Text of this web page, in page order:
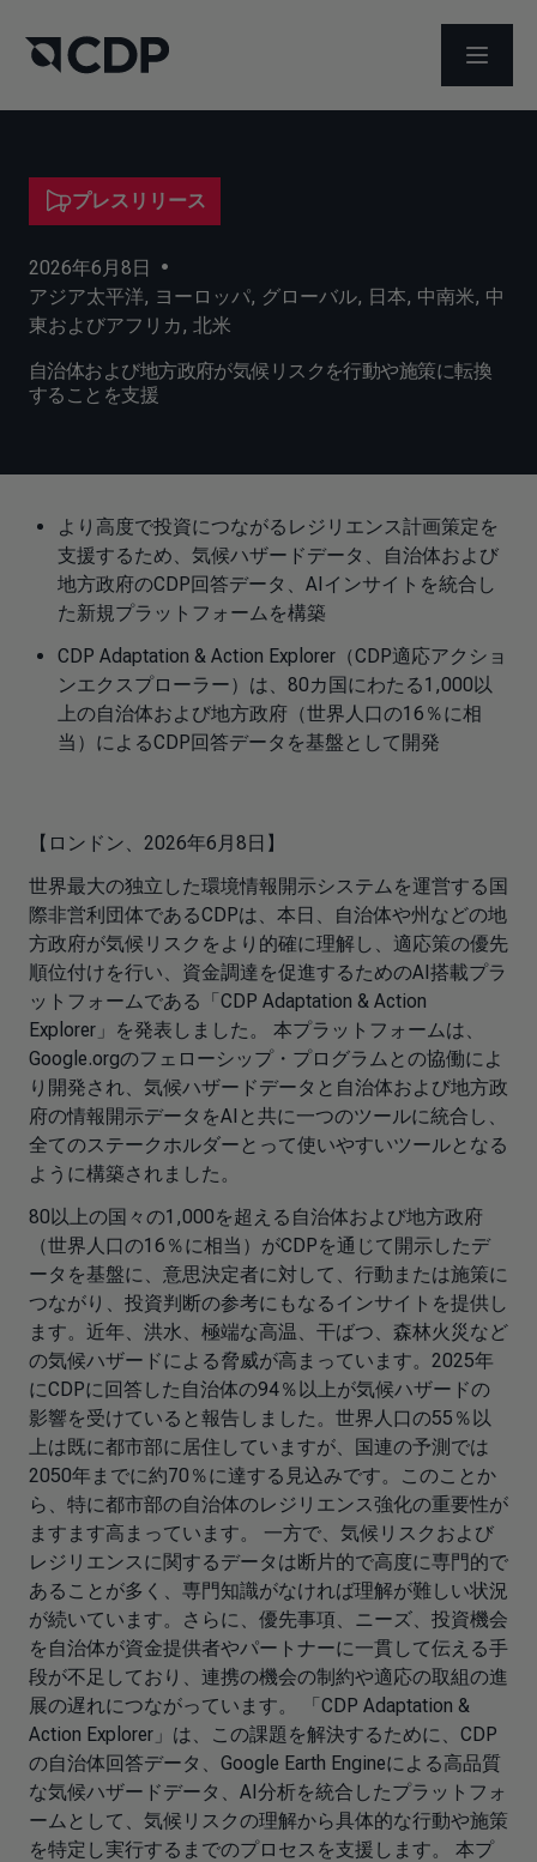
メニュ
プレスリリース
2026年6月8日
•
アジア太平洋, ヨーロッパ, グローバル, 日本, 中南米, 中
東およびアフリカ, 北米
自治体および地方政府が気候リスクを行動や施策に転換
することを支援
より高度で投資につながるレジリエンス計画策定を
支援するため、気候ハザードデータ、自治体および
地方政府のCDP回答データ、AIインサイトを統合し
た新規プラットフォームを構築
CDP Adaptation & Action Explorer（CDP適応アクショ
ンエクスプローラー）は、80カ国にわたる1,000以
上の自治体および地方政府（世界人口の16％に相
当）によるCDP回答データを基盤として開発
【ロンドン、2026年6月8日】
世界最大の独立した環境情報開示システムを運営する国
際非営利団体であるCDPは、本日、自治体や州などの地
方政府が気候リスクをより的確に理解し、適応策の優先
順位付けを行い、資金調達を促進するためのAI搭載プラ
ットフォームである「CDP Adaptation & Action
Explorer」を発表しました。 本プラットフォームは、
Google.orgのフェローシップ・プログラムとの協働によ
り開発され、気候ハザードデータと自治体および地方政
府の情報開示データをAIと共に一つのツールに統合し、
全てのステークホルダーとって使いやすいツールとなる
ように構築されました。
80以上の国々の1,000を超える自治体および地方政府
（世界人口の16％に相当）がCDPを通じて開示したデ
ータを基盤に、意思決定者に対して、行動または施策に
つながり、投資判断の参考にもなるインサイトを提供し
ます。近年、洪水、極端な高温、干ばつ、森林火災など
の気候ハザードによる脅威が高まっています。2025年
にCDPに回答した自治体の94％以上が気候ハザードの
影響を受けていると報告しました。世界人口の55％以
上は既に都市部に居住していますが、国連の予測では
2050年までに約70％に達する見込みです。このことか
ら、特に都市部の自治体のレジリエンス強化の重要性が
ますます高まっています。 一方で、気候リスクおよび
レジリエンスに関するデータは断片的で高度に専門的で
あることが多く、専門知識がなければ理解が難しい状況
が続いています。さらに、優先事項、ニーズ、投資機会
を自治体が資金提供者やパートナーに一貫して伝える手
段が不足しており、連携の機会の制約や適応の取組の進
展の遅れにつながっています。 「CDP Adaptation &
Action Explorer」は、この課題を解決するために、CDP
の自治体回答データ、Google Earth Engineによる高品質
な気候ハザードデータ、AI分析を統合したプラットフォ
ームとして、気候リスクの理解から具体的な行動や施策
を特定し実行するまでのプロセスを支援します。 本プ